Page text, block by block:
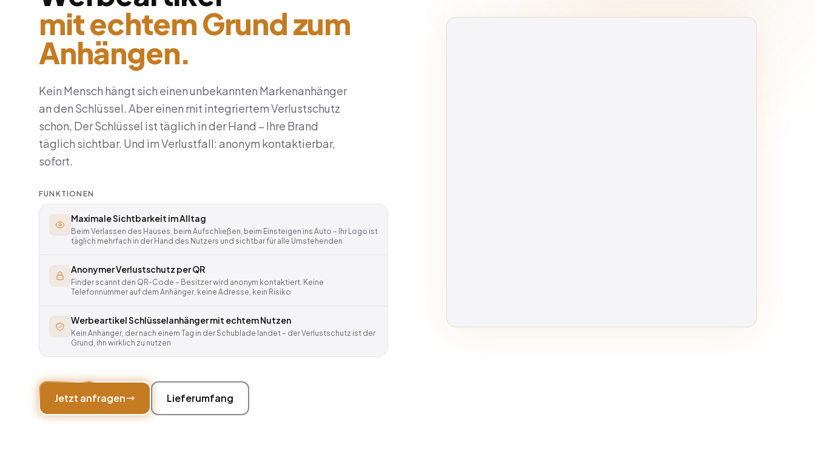
mit echtem Grund zum
Anhängen.
Kein Mensch hängt sich einen unbekannten Markenanhänger
an den Schlüssel. Aber einen mit integriertem Verlustschutz
schon. Der Schlüssel ist täglich in der Hand – Ihre Brand
täglich sichtbar. Und im Verlustfall: anonym kontaktierbar,
sofort.
FUNKTIONEN
Maximale Sichtbarkeit im Alltag
Beim Verlassen des Hauses, beim Aufschließen, beim Einsteigen ins Auto – Ihr Logo ist
täglich mehrfach in der Hand des Nutzers und sichtbar für alle Umstehenden
Anonymer Verlustschutz per QR
Finder scannt den QR-Code – Besitzer wird anonym kontaktiert. Keine
Telefonnummer auf dem Anhänger, keine Adresse, kein Risiko
Werbeartikel Schlüsselanhänger mit echtem Nutzen
Kein Anhänger, der nach einem Tag in der Schublade landet – der Verlustschutz ist der
Grund, ihn wirklich zu nutzen
Jetzt anfragen Lieferumfang